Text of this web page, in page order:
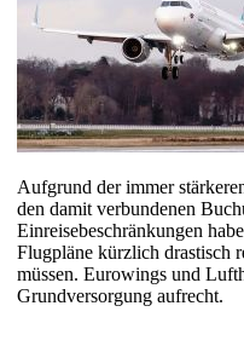
Aufgrund der immer
den damit verbundenen
Einreisebeschränkungen
Flugpläne kürzlich drastisch
müssen. Eurowings und
Grundversorgung aufrecht.